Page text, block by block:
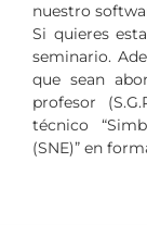
nuestro
Si quieres
seminario.
que sean
profesor
técnico
(SNE)” en